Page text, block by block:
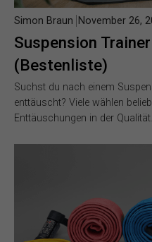
Suspension
(Bestenliste)
Simon Braun November 26,
Suchst du nach einem
enttäuscht? Viele wählen
Enttäuschungen in der